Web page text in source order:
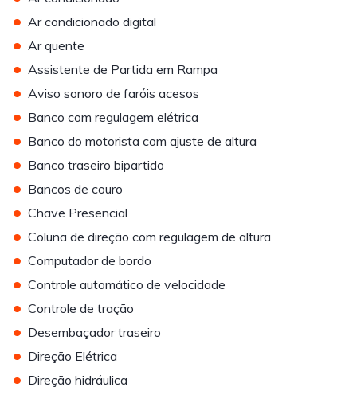
• Ar condicionado digital
• Ar quente
• Assistente de Partida em Rampa
• Aviso sonoro de faróis acesos
• Banco com regulagem elétrica
• Banco do motorista com ajuste de altura
• Banco traseiro bipartido
• Bancos de couro
• Chave Presencial
• Coluna de direção com regulagem de altura
• Computador de bordo
• Controle automático de velocidade
• Controle de tração
• Desembaçador traseiro
• Direção Elétrica
• Direção hidráulica